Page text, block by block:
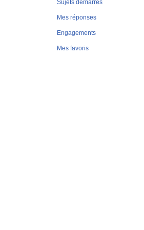
Sujets démarrés
Mes réponses
Engagements
Mes favoris